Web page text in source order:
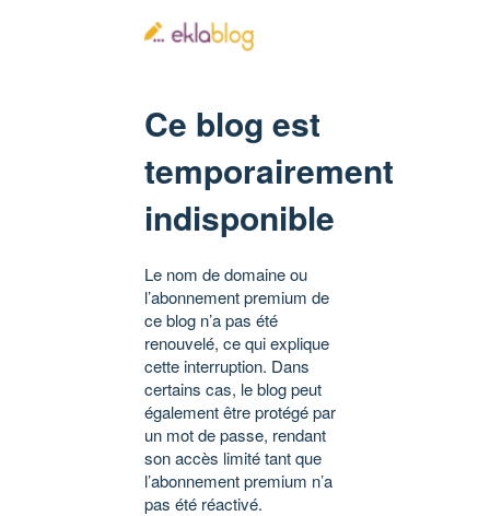
Ce blog est
temporairement
indisponible
Le nom de domaine ou
l’abonnement premium de
ce blog n’a pas été
renouvelé, ce qui explique
cette interruption. Dans
certains cas, le blog peut
également être protégé par
un mot de passe, rendant
son accès limité tant que
l’abonnement premium n’a
pas été réactivé.